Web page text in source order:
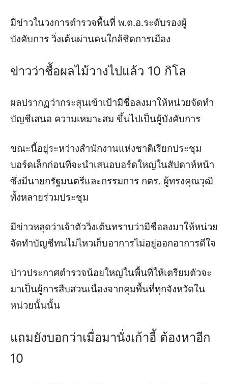
มีข่าวในวงการตำรวจพื้นที่ พ.ต.อ.ระดับรองผู้
บังคับการ วิ่งเต้นผ่านคนใกล้ชิดการเมือง
ข่าวว่าชื้อผลไม้วางไปแล้ว 10 กิโล
ผลปรากฏว่ากระสุนเข้าเป้ามีชื่อลงมาให้หน่วยจัดทำ
บัญชีเสนอ ความเหมาะสม ขึ้นไปเป็นผู้บังคับการ
ขณะนี้อยู่ระหว่างสำนักงานแห่งชาติเรียกประชุม
บอร์ดเล็กก่อนที่จะนำเสนอบอร์ดใหญ่ในสัปดาห์หน้า
ซึ่งมีนายกรัฐมนตรีและกรรมการ กตร. ผู้ทรงคุณวุฒิ
ทั้งหลายร่วมประชุม
มีข่าวหลุดว่าเจ้าตัววิ่งเต้นทราบว่ามีชื่อลงมาให้หน่วย
จัดทำบัญชีทนไม่ไหวเก็บอาการไม่อยู่ออกอาการดีใจ
ป่าวประกาศตำรวจน้อยใหญ่ในพื้นที่ให้เตรียมตัวจะ
มาเป็นผู้การสืบสวนเนื่องจากคุมพื้นที่ทุกจังหวัดใน
หน่วยนั้นนั้น
แถมยังบอกว่าเมื่อมานั่งเก้าอี้ ต้องหาอีก
10